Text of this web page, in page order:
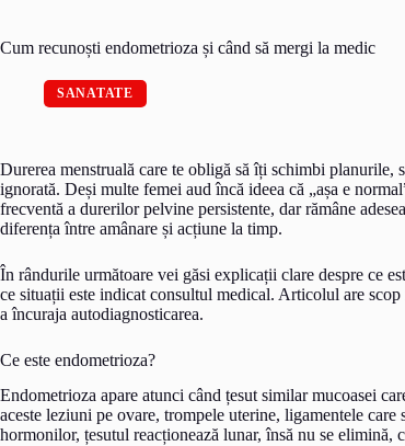
Cum recunoști endometrioza și când să mergi la medic
SANATATE
Durerea menstruală care te obligă să îți schimbi
ignorată. Deși multe femei aud încă ideea că „așa e
frecventă a durerilor pelvine persistente, dar rămâne
diferența între amânare și acțiune la timp.
În rândurile următoare vei găsi explicații clare despre ce
ce situații este indicat consultul medical. Articolul are
a încuraja autodiagnosticarea.
Ce este endometrioza?
Endometrioza apare atunci când țesut similar mucoasei
aceste leziuni pe ovare, trompele uterine, ligamentele
hormonilor, țesutul reacționează lunar, însă nu se elimină,